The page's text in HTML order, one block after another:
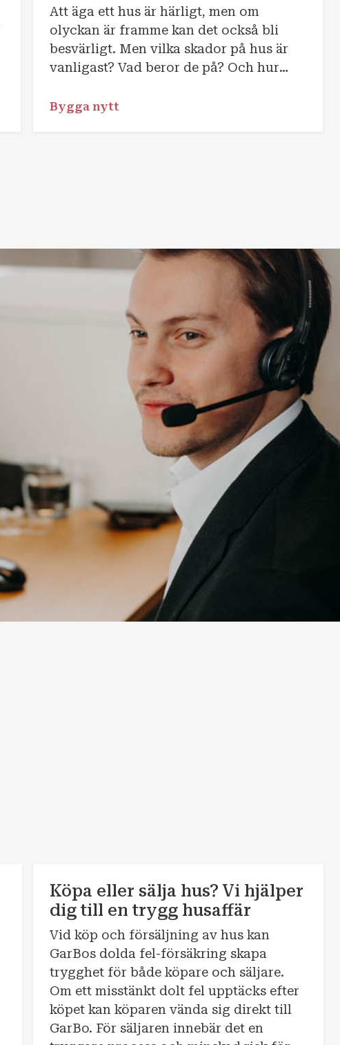
Att äga ett hus är härligt, men om
olyckan är framme kan det också bli
besvärligt. Men vilka skador på hus är
vanligast? Vad beror de på? Och hur
Bygga nytt
Köpa eller sälja hus? Vi hjälper
dig till en trygg husaffär
Vid köp och försäljning av hus kan
GarBos dolda fel-försäkring skapa
trygghet för både köpare och säljare.
Om ett misstänkt dolt fel upptäcks efter
köpet kan köparen vända sig direkt till
GarBo. För säljaren innebär det en